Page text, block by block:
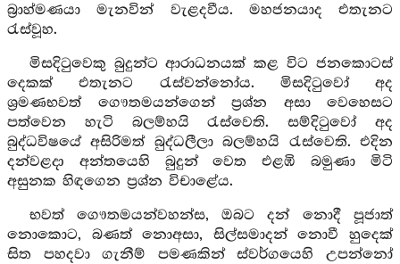
බ්‍රාහ්මණයා මැනවින් වැළදවීය. මහජනයාද එතැනට
රැස්වූහ.
මිසදිටුවෙකු බුදුන්ට ආරාධනයක් කළ විට ජනකොටස්
දෙකක් එතැනට රැස්වන්නෝය. මිසදිටුවෝ අද
ශ්‍රමණභවත් ගෞතමයන්ගෙන් ප්‍රශ්න අසා වෙහෙසට
පත්වෙන හැටි බලම්හයි රැස්වෙති. සම්දිටුවෝ අද
බුද්ධවිෂයේ අසිරිමත් බුද්ධලීලා බලම්හයි රැස්වෙති. එදින
දන්වළදා අන්තයෙහි බුදුන් වෙත එළඹි බමුණා මිටි
අසුනක හිඳගෙන ප්‍රශ්න විචාළේය.
භවත් ගෞතමයන්වහන්ස, ඔබට දන් නොදී පූජාත්
නොකොට, බණත් නොඅසා, සිල්සමාදන් නොවී හුදෙක්
සිත පහදවා ගැනීම් පමණකින් ස්වර්ගයෙහි උපන්නෝ